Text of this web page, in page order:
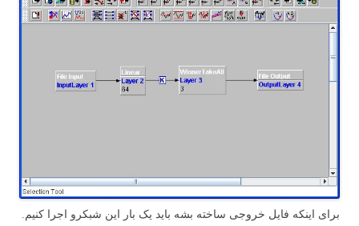
برای اینکه فایل خروجی ساخته بشه باید یک بار این شبکرو اجرا کنیم.